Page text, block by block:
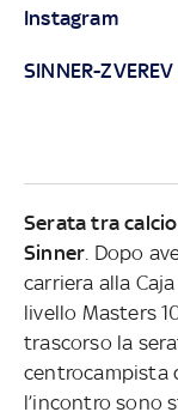
Instagram
SINNER-
Serata tra
Sinner . Dopo
carriera alla
livello Masters
trascorso la
centrocampista
l’incontro sono